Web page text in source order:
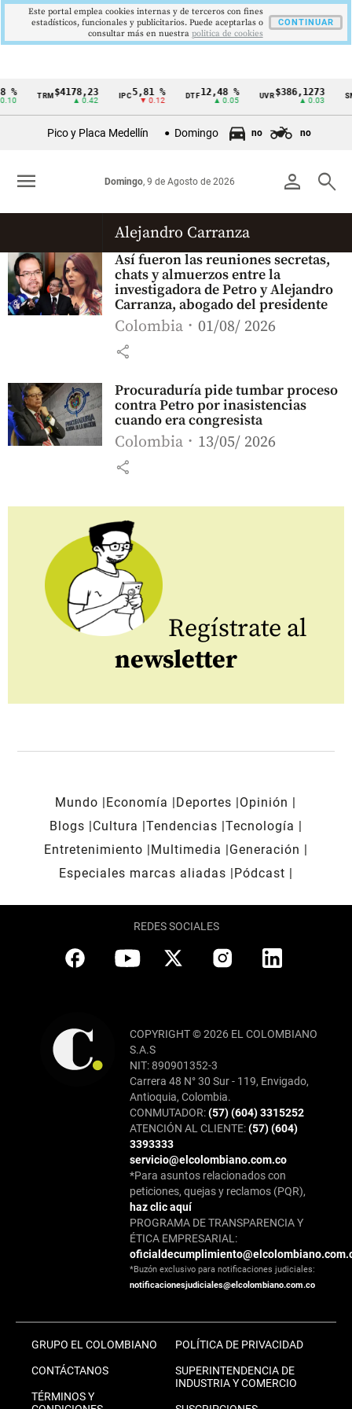
Cintillo
Colombia
% TRM$4178,23
▲ 0.42
IPC5,81 %
▼ 0.12
DTF12,48 %
▲ 0.05
UVR$386,1273
▲ 0.03
Pico y Placa Medellín Domingo no no
person search
Domingo, 9 de Agosto de 2026
menu
Alejandro Carranza
Así fueron las reuniones secretas,
chats y almuerzos entre la
investigadora de Petro y Alejandro
Carranza, abogado del presidente
Colombia 01/08/ 2026
share
Procuraduría pide tumbar proceso
contra Petro por inasistencias
cuando era congresista
Colombia 13/05/ 2026
share
Regístrate al
newsletter
Mundo Economía Deportes
Opinión
Blogs
Cultura Tendencias Tecnología
Entretenimiento
Multimedia
Generación
Especiales marcas aliadas
Pódcast
REDES SOCIALES
COPYRIGHT © 2026 EL COLOMBIANO
S.A.S
NIT: 890901352-3
Carrera 48 N° 30 Sur - 119, Envigado,
Antioquia, Colombia.
CONMUTADOR:(57) (604) 3315252
ATENCIÓN AL CLIENTE:(57) (604)
3393333
servicio@elcolombiano.com.co
*Para asuntos relacionados con
peticiones, quejas y reclamos (PQR),
haz clic aquí
PROGRAMA DE TRANSPARENCIA Y
ÉTICA EMPRESARIAL:
*Buzón exclusivo para notificaciones judiciales:
notificacionesjudiciales@elcolombiano.com.co
GRUPO EL COLOMBIANO
CONTÁCTANOS
TÉRMINOS Y
POLÍTICA DE PRIVACIDAD
SUPERINTENDENCIA DE
INDUSTRIA Y COMERCIO
Este portal emplea cookies internas y de terceros con fines
estadísticos, funcionales y publicitarios. Puede aceptarlas o
consultar más en nuestra politica de cookies
CONTINUAR